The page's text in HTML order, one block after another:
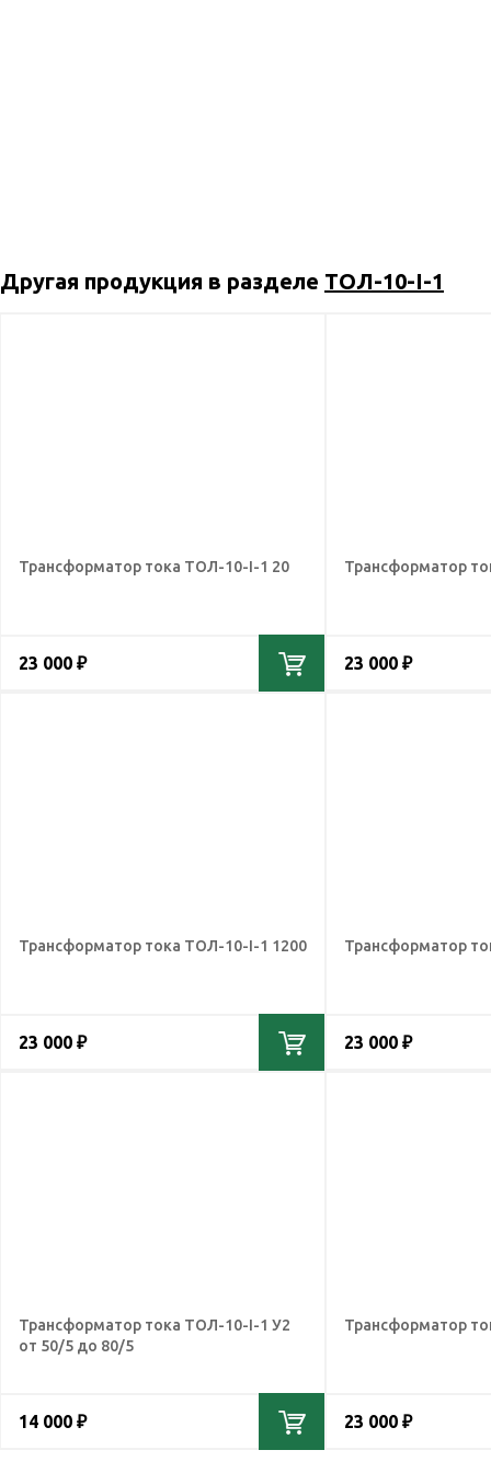
Другая продукция в разделе ТОЛ-10-I-1
Трансформатор тока ТОЛ-10-I-1 20
23 000 ₽
Трансформатор
23 000 ₽
Трансформатор тока ТОЛ-10-I-1 1200
23 000 ₽
Трансформатор
23 000 ₽
Трансформатор тока ТОЛ-10-I-1 У2
от 50/5 до 80/5
14 000 ₽
Трансформатор
23 000 ₽